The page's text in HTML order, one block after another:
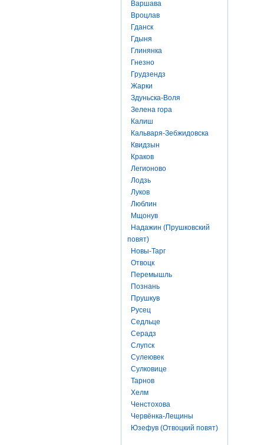
Варшава
Вроцлав
Гданск
Гдыня
Глинянка
Гнезно
Грудзендз
Жарки
Здуньска-Воля
Зелена гора
Калиш
Кальваря-Зебжидовска
Квидзын
Краков
Легионово
Лодзь
Луков
Люблин
Мщонув
Надажин (Прушковский
повят)
Новы-Тарг
Отвоцк
Перемышль
Познань
Прушкув
Русец
Седльце
Серадз
Слупск
Сулеювек
Сулковице
Тарнов
Хелм
Ченстохова
Червёнка-Лещины
Юзефув (Отвоцкий повят)